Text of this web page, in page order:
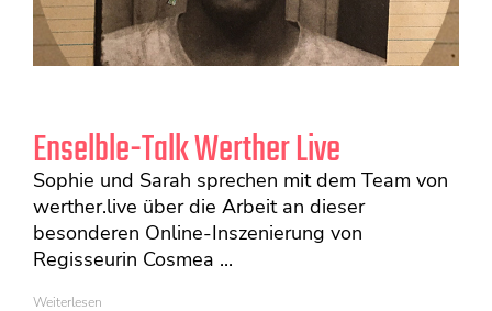
Enselble-Talk Werther Live
Sophie und Sarah sprechen mit dem Team von
werther.live über die Arbeit an dieser
besonderen Online-Inszenierung von
Regisseurin Cosmea ...
Weiterlesen